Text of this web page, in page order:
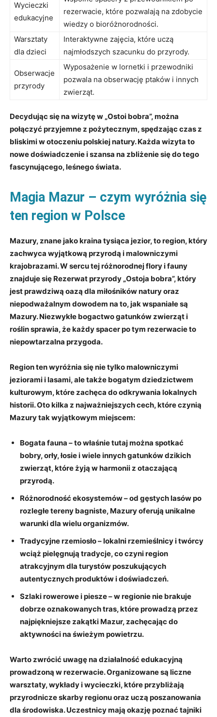
Wycieczki
edukacyjne
rezerwacie, które pozwalają na zdobycie
wiedzy o bioróżnorodności.
Warsztaty
dla dzieci
Interaktywne zajęcia, które uczą
najmłodszych szacunku do przyrody.
Obserwacje
przyrody
Wyposażenie w lornetki i przewodniki
pozwala na obserwację ptaków i innych
zwierząt.
Decydując się na wizytę w „Ostoi bobra”, można
połączyć przyjemne z pożytecznym, spędzając czas z
bliskimi w otoczeniu polskiej natury. Każda wizyta to
nowe doświadczenie i szansa na zbliżenie się do tego
fascynującego, leśnego świata.
Magia Mazur – czym wyróżnia się
ten region w Polsce
Mazury, znane jako kraina tysiąca jezior, to region, który
zachwyca wyjątkową przyrodą i malowniczymi
krajobrazami. W sercu tej różnorodnej flory i fauny
znajduje się Rezerwat przyrody „Ostoja bobra”, który
jest prawdziwą oazą dla miłośników natury oraz
niepodważalnym dowodem na to, jak wspaniałe są
Mazury. Niezwykłe bogactwo gatunków zwierząt i
roślin sprawia, że każdy spacer po tym rezerwacie to
niepowtarzalna przygoda.
Region ten wyróżnia się nie tylko malowniczymi
jeziorami i lasami, ale także bogatym dziedzictwem
kulturowym, które zachęca do odkrywania lokalnych
historii. Oto kilka z najważniejszych cech, które czynią
Mazury tak wyjątkowym miejscem:
Bogata fauna – to właśnie tutaj można spotkać
bobry, orły, łosie i wiele innych gatunków dzikich
zwierząt, które żyją w harmonii z otaczającą
przyrodą.
Różnorodność ekosystemów– od gęstych lasów po
rozległe tereny bagniste, Mazury oferują unikalne
warunki dla wielu organizmów.
Tradycyjne rzemiosło– lokalni rzemieślnicy i twórcy
wciąż pielęgnują tradycje, co czyni region
atrakcyjnym dla turystów poszukujących
autentycznych produktów i doświadczeń.
Szlaki rowerowe i piesze– w regionie nie brakuje
dobrze oznakowanych tras, które prowadzą przez
najpiękniejsze zakątki Mazur, zachęcając do
aktywności na świeżym powietrzu.
Warto zwrócić uwagę na działalność edukacyjną
prowadzoną w rezerwacie. Organizowane są liczne
warsztaty, wykłady i wycieczki, które przybliżają
przyrodnicze skarby regionu oraz uczą poszanowania
dla środowiska. Uczestnicy mają okazję poznać tajniki